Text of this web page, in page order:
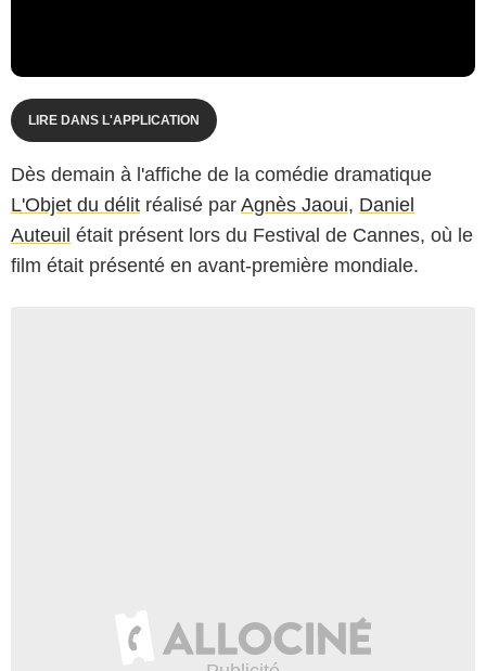
LIRE DANS L'APPLICATION
Dès demain à l'affiche de la comédie dramatique
L'Objet du délit réalisé par Agnès Jaoui, Daniel
Auteuil était présent lors du Festival de Cannes, où le
film était présenté en avant-première mondiale.